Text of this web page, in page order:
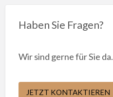
Haben Sie Fragen?
Wir sind gerne für Sie da.
JETZT KONTAKTIEREN